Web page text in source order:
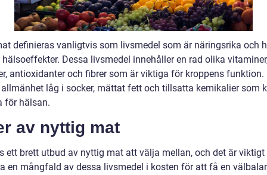
definieras vanligtvis som livsmedel som är näringsrika och
Dessa livsmedel innehåller en rad olika
antioxidanter och fibrer som är viktiga för kroppens funktion.
låg i socker, mättat fett och tillsatta kemikalier som
för hälsan.
av nyttig mat
ett brett utbud av nyttig mat att välja mellan, och det är
en mångfald av dessa livsmedel i kosten för att få en